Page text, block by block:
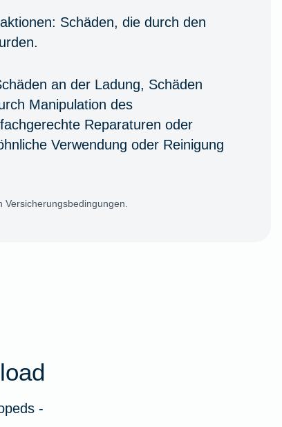
Schäden, die durch den
an der Ladung, Schäden
Manipulation des
Reparaturen oder
Verwendung oder Reinigung
Versicherungsbedingungen.
-